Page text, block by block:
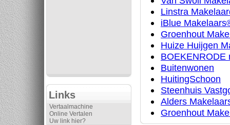
Links
Vertaalmachine
Online Vertalen
Uw link hier?
Linstra
iBlue
Groenhout
Huize Huijgen
BOEKENRODE
Buitenwonen
HuitingSchoon
Steenhuis
Alders
Groenhout